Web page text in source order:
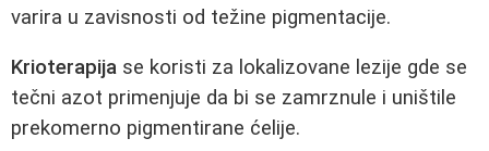
varira u zavisnosti od težine pigmentacije.
Krioterapija se koristi za lokalizovane lezije gde se
tečni azot primenjuje da bi se zamrznule i uništile
prekomerno pigmentirane ćelije.